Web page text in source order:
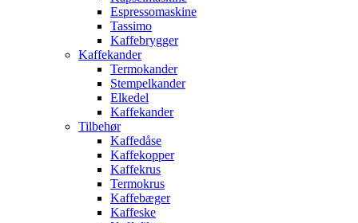
Espressomaskine
Tassimo
Kaffebrygger
Kaffekander
Termokander
Stempelkander
Elkedel
Kaffekander
Tilbehør
Kaffedåse
Kaffekopper
Kaffekrus
Termokrus
Kaffebæger
Kaffeske